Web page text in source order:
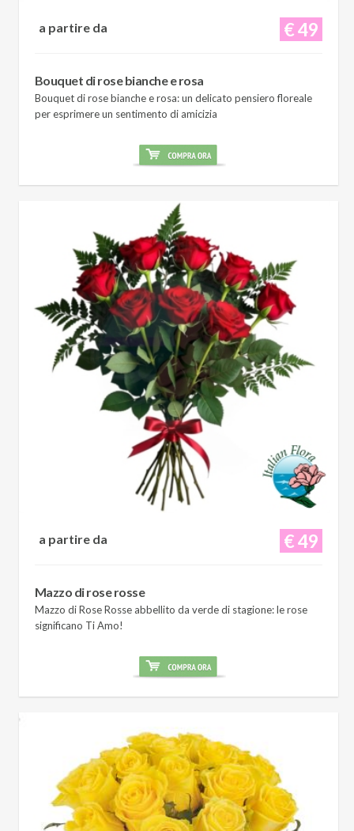
€ 49
a partire da
Bouquet di rose bianche e rosa
Bouquet di rose bianche e rosa: un delicato pensiero floreale
per esprimere un sentimento di amicizia
€ 49
a partire da
Mazzo di rose rosse
Mazzo di Rose Rosse abbellito da verde di stagione: le rose
significano Ti Amo!